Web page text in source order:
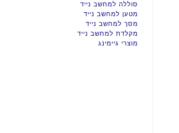
סוללה למחשב נייד
מטען למחשב נייד
מסך למחשב נייד
מקלדת למחשב נייד
מוצרי גיימינג